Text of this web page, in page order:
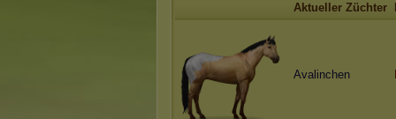
Aktueller Züchter
Avalinchen